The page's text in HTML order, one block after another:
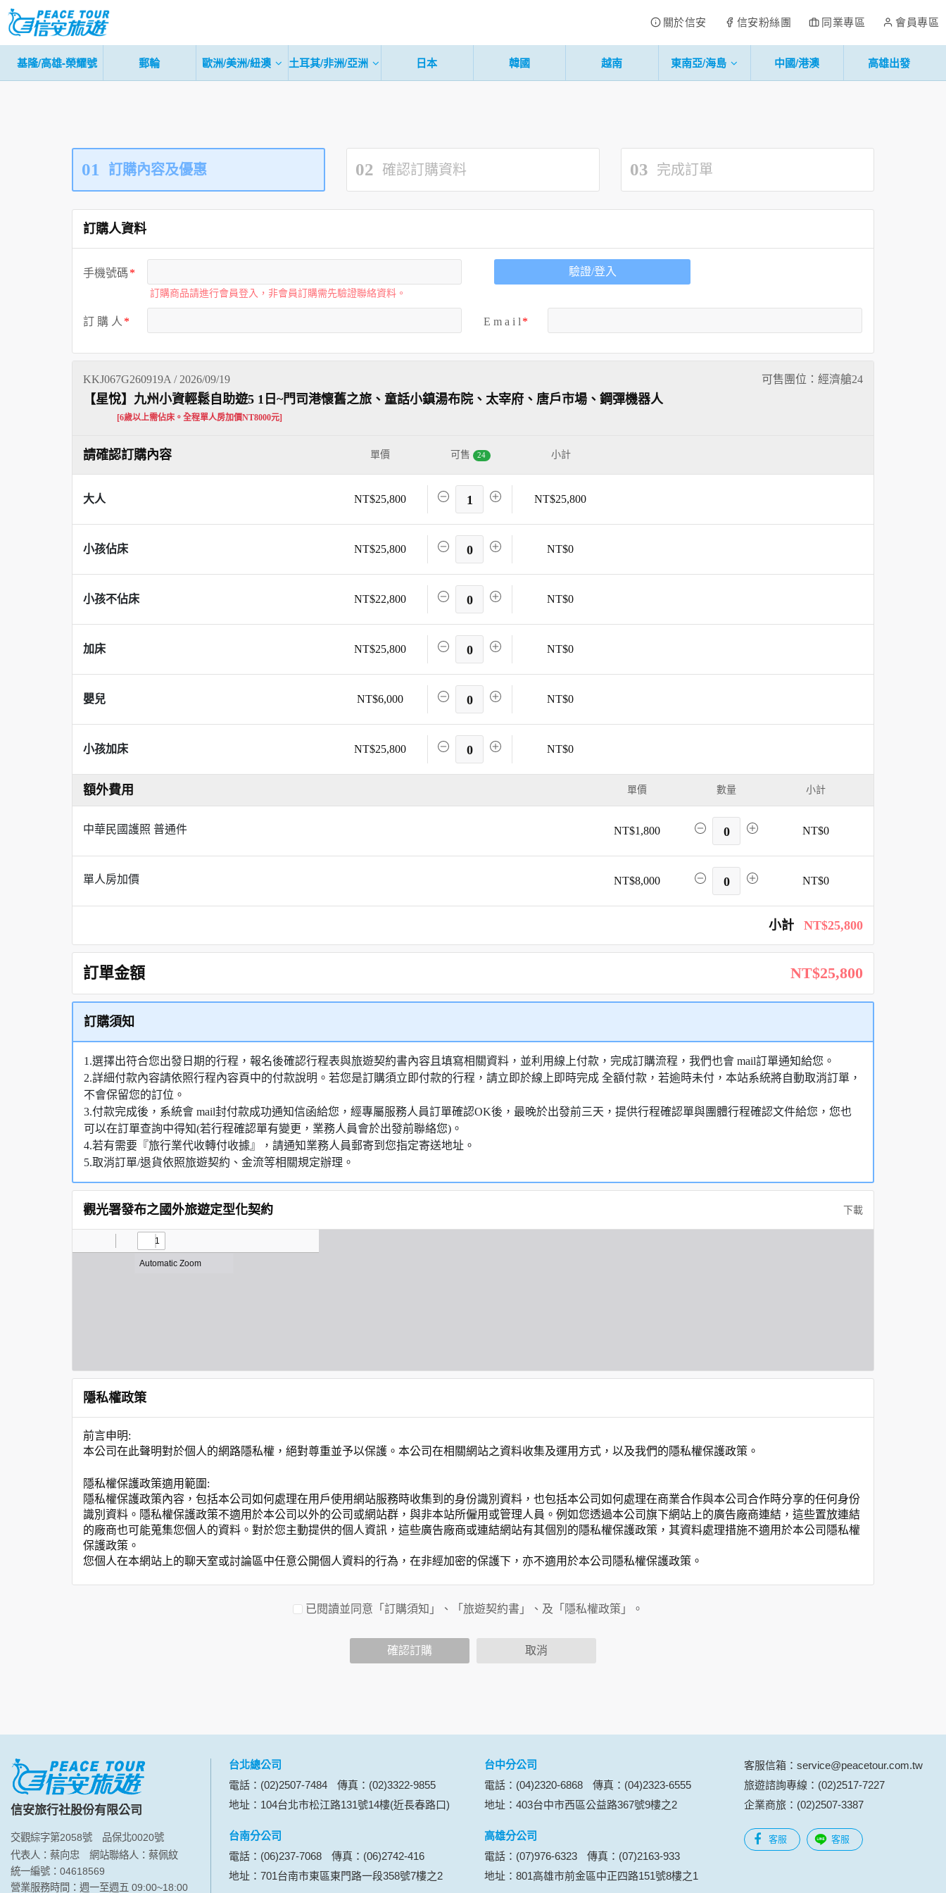
關於信安 信安粉絲團 同業專區 會員專區
基隆/高雄-榮耀號 郵輪 歐洲/美洲/紐澳 土耳其/非洲/亞洲 日本 韓國 越南 東南亞/海島 中國/港澳 高雄出發
01 訂購內容及優惠 02 確認訂購資料 03 完成訂單
訂購人資料
手機號碼
訂購商品請進行會員登入，非會員訂購需先驗證聯絡資料。
驗證/登入
訂 購 人 E m a i l
KKJ067G260919A / 2026/09/19 可售團位：經濟艙24
【星悅】九州小資輕鬆自助遊5 1日~門司港懷舊之旅、童話小鎮湯布院、太宰府、唐戶市場、鋼彈機器人
[6歲以上需佔床。全程單人房加價NT8000元]
請確認訂購內容 單價 可售 24 小計
大人 NT$25,800 1 NT$25,800
小孩佔床 NT$25,800 0 NT$0
小孩不佔床 NT$22,800 0 NT$0
加床 NT$25,800 0 NT$0
嬰兒 NT$6,000 0 NT$0
小孩加床 NT$25,800 0 NT$0
額外費用 單價 數量 小計
中華民國護照 普通件 NT$1,800 0 NT$0
單人房加價 NT$8,000 0 NT$0
小計 NT$25,800
訂單金額 NT$25,800
訂購須知
1.選擇出符合您出發日期的行程，報名後確認行程表與旅遊契約書內容且填寫相關資料，並利用線上付款，完成訂購流程，我們也會 mail訂單通知給您。
2.詳細付款內容請依照行程內容頁中的付款說明。若您是訂購須立即付款的行程，請立即於線上即時完成 全額付款，若逾時未付，本站系統將自動取消訂單，
不會保留您的訂位。
3.付款完成後，系統會 mail封付款成功通知信函給您，經專屬服務人員訂單確認OK後，最晚於出發前三天，提供行程確認單與團體行程確認文件給您，您也
可以在訂單查詢中得知(若行程確認單有變更，業務人員會於出發前聯絡您)。
4.若有需要『旅行業代收轉付收據』，請通知業務人員郵寄到您指定寄送地址。
5.取消訂單/退貨依照旅遊契約、金流等相關規定辦理。
觀光署發布之國外旅遊定型化契約 下載
隱私權政策
前言申明:
本公司在此聲明對於個人的網路隱私權，絕對尊重並予以保護。本公司在相關網站之資料收集及運用方式，以及我們的隱私權保護政策。
隱私權保護政策適用範圍:
隱私權保護政策內容，包括本公司如何處理在用戶使用網站服務時收集到的身份識別資料，也包括本公司如何處理在商業合作與本公司合作時分享的任何身份
識別資料。隱私權保護政策不適用於本公司以外的公司或網站群，與非本站所僱用或管理人員。例如您透過本公司旗下網站上的廣告廠商連結，這些置放連結
的廠商也可能蒐集您個人的資料。對於您主動提供的個人資訊，這些廣告廠商或連結網站有其個別的隱私權保護政策，其資料處理措施不適用於本公司隱私權
保護政策。
您個人在本網站上的聊天室或討論區中任意公開個人資料的行為，在非經加密的保護下，亦不適用於本公司隱私權保護政策。
為了在本網站提供您最佳的互動性服務，可能會請您提供相關個人的資料，其範圍如下：
於一般瀏覽時，伺服器會自行記錄相關行徑，包括您使用連線設備的 IP 位址、使用時間、使用的瀏覽器、瀏覽及點選資料記錄等，做為我們增進網站服務的
當客戶在本網站註冊時，我們會取得您的姓名、電話、住址、身份證字號、電子郵件、出生日期、性別、行業等相關資料，當您註冊成功，並登入使用我們的
登入使用我們的服務後，本網站即取得您的資料。
其他除了上述，會保留您在上網瀏覽或查詢時，伺服器自行產生的相關記錄，包括您使用連線設備的 IP 位址、使用時間、使用的瀏覽器、瀏覽及點選資料紀
錄等。本網站會對個別連線者的瀏覽器予以標示，歸納使用者瀏覽器在本網站內部所瀏覽的網頁，除非您願意告知您的個人資料，否則本網站不會也無法將此
項記錄和您對應。請您注意，在本網站網刊登廣告之廠商，或與連結本網站，也可能蒐集您個人的資料。對於您主動提供的個人資訊，這些廣告廠商、或連結
本網站將在事前或註冊登錄取得您的同意後，傳送商業性資料或電子郵件給您。本公司除了在該資料或電子郵件上註明是由本公司發送，也會在該資料或電子
郵件上提供您能隨時停止接收這些資料或電子郵件的方法及說明。
資料使用:
已閱讀並同意「訂購須知」、「旅遊契約書」、及「隱私權政策」。
確認訂購 取消
信安旅行社股份有限公司
交觀綜字第2058號
品保北0020號
代表人：蔡向忠
網站聯絡人：蔡佩紋
統一編號：04618569
營業服務時間：週一至週五 09:00~18:00
台北總公司
電話：(02)2507-7484
傳真：(02)3322-9855
地址：104台北市松江路131號14樓(近長春路口)
台中分公司
電話：(04)2320-6868
傳真：(04)2323-6555
地址：403台中市西區公益路367號9樓之2
台南分公司
電話：(06)237-7068
傳真：(06)2742-416
地址：701台南市東區東門路一段358號7樓之2
高雄分公司
電話：(07)976-6323
傳真：(07)2163-933
地址：801高雄市前金區中正四路151號8樓之1
客服信箱：service@peacetour.com.tw
旅遊諮詢專線：(02)2517-7227
企業商旅：(02)2507-3387
客服 客服